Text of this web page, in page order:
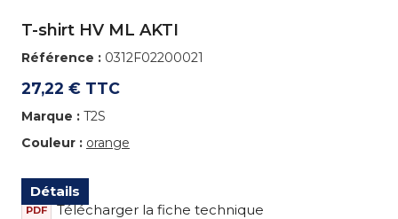
T-shirt HV ML AKTI
Référence :0312F02200021
27,22 € TTC
Marque : T2S
Couleur : orange
Détails
PDF Télécharger la fiche technique